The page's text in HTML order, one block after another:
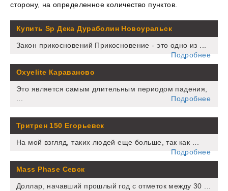
сторону, на определенное количество пунктов.
Купить Sp Дека Дураболин Новоуральск
Закон прикосновений Прикосновение - это одно из ...
Подробнее
Oxyelite Караваново
Это является самым длительным периодом падения,
...
Подробнее
Тритрен 150 Егорьевск
На мой взгляд, таких людей еще больше, так как ...
Подробнее
Mass Phase Севск
Доллар, начавший прошлый год с отметок между 30 ...